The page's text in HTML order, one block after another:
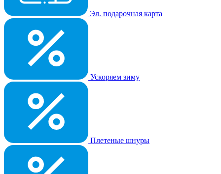
Эл. подарочная карта
Ускоряем зиму
Плетеные шнуры